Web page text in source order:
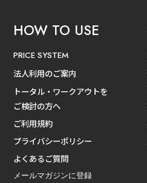
HOW TO USE
PRICE SYSTEM
法人利用のご案内
トータル・ワークアウトを
ご検討の方へ
ご利用規約
プライバシーポリシー
よくあるご質問
メールマガジンに登録